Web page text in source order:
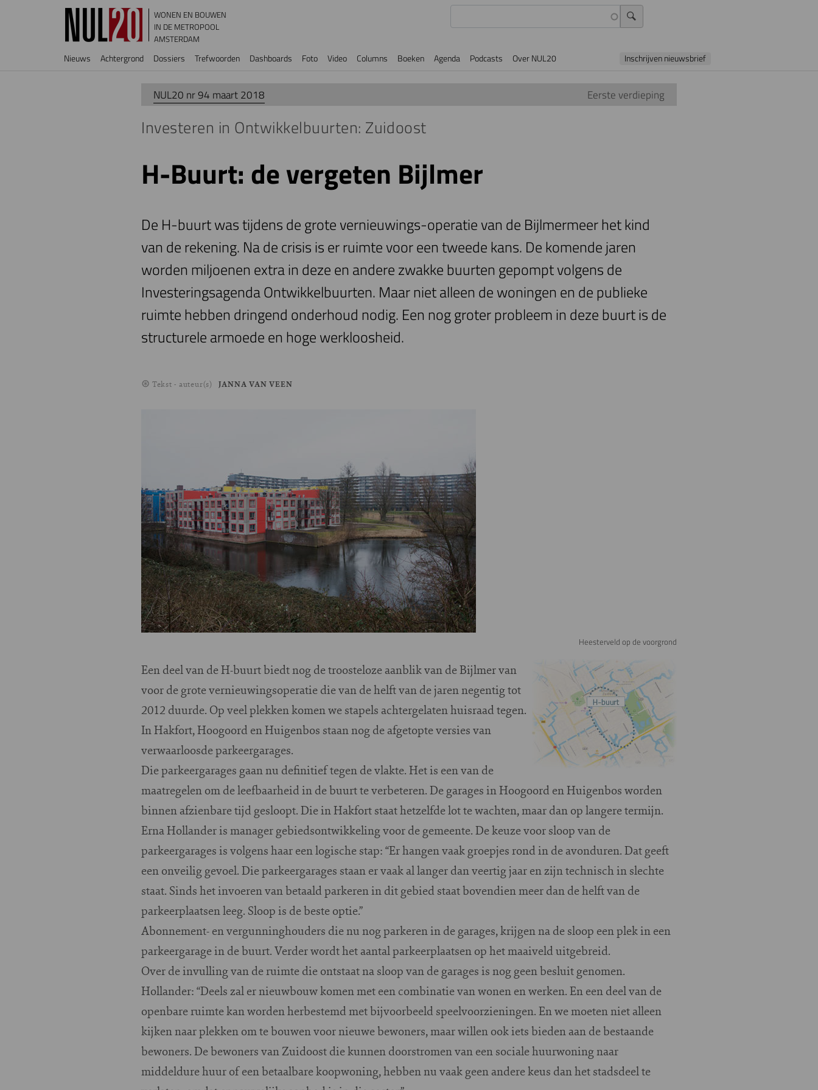
Overslaan en naar de inhoud gaan
WONEN EN BOUWEN
IN DE METROPOOL
AMSTERDAM
Hoofdnavigatie
Nieuws Achtergrond Dossiers Trefwoorden Dashboards Foto Video Columns Boeken Agenda Podcasts Over NUL20 Inschrijven nieuwsbrief
NUL20 nr 94 maart 2018 Eerste verdieping
Investeren in Ontwikkelbuurten: Zuidoost
H-Buurt: de vergeten Bijlmer
De H-buurt was tijdens de grote vernieuwings-operatie van de Bijlmermeer het kind
van de rekening. Na de crisis is er ruimte voor een tweede kans. De komende jaren
worden miljoenen extra in deze en andere zwakke buurten gepompt volgens de
Investeringsagenda Ontwikkelbuurten. Maar niet alleen de woningen en de publieke
ruimte hebben dringend onderhoud nodig. Een nog groter probleem in deze buurt is de
structurele armoede en hoge werkloosheid.
Tekst - auteur(s) JANNA VAN VEEN
Heesterveld op de voorgrond
Een deel van de H-buurt biedt nog de troosteloze aanblik van de Bijlmer van
voor de grote vernieuwingsoperatie die van de helft van de jaren negentig tot
2012 duurde. Op veel plekken komen we stapels achtergelaten huisraad tegen.
In Hakfort, Hoogoord en Huigenbos staan nog de afgetopte versies van
verwaarloosde parkeergarages.
Die parkeergarages gaan nu definitief tegen de vlakte. Het is een van de
maatregelen om de leefbaarheid in de buurt te verbeteren. De garages in Hoogoord en Huigenbos worden
binnen afzienbare tijd gesloopt. Die in Hakfort staat hetzelfde lot te wachten, maar dan op langere termijn.
Erna Hollander is manager gebiedsontwikkeling voor de gemeente. De keuze voor sloop van de
parkeergarages is volgens haar een logische stap: “Er hangen vaak groepjes rond in de avonduren. Dat geeft
een onveilig gevoel. Die parkeergarages staan er vaak al langer dan veertig jaar en zijn technisch in slechte
staat. Sinds het invoeren van betaald parkeren in dit gebied staat bovendien meer dan de helft van de
parkeerplaatsen leeg. Sloop is de beste optie.”
Abonnement- en vergunninghouders die nu nog parkeren in de garages, krijgen na de sloop een plek in een
parkeergarage in de buurt. Verder wordt het aantal parkeerplaatsen op het maaiveld uitgebreid.
Over de invulling van de ruimte die ontstaat na sloop van de garages is nog geen besluit genomen.
Hollander: “Deels zal er nieuwbouw komen met een combinatie van wonen en werken. En een deel van de
openbare ruimte kan worden herbestemd met bijvoorbeeld speelvoorzieningen. En we moeten niet alleen
kijken naar plekken om te bouwen voor nieuwe bewoners, maar willen ook iets bieden aan de bestaande
bewoners. De bewoners van Zuidoost die kunnen doorstromen van een sociale huurwoning naar
middeldure huur of een betaalbare koopwoning, hebben nu vaak geen andere keus dan het stadsdeel te